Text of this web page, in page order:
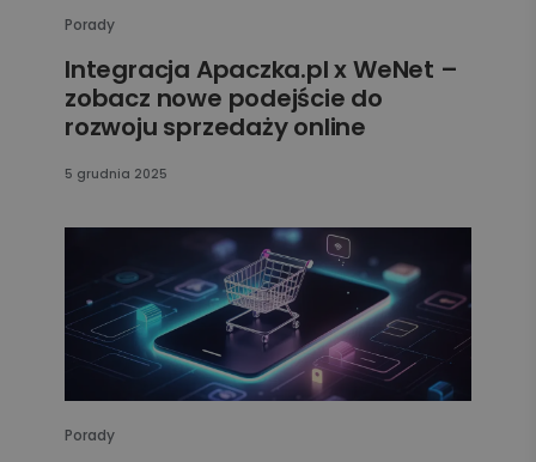
Porady
Integracja Apaczka.pl x WeNet –
zobacz nowe podejście do
rozwoju sprzedaży online
5 grudnia 2025
Porady